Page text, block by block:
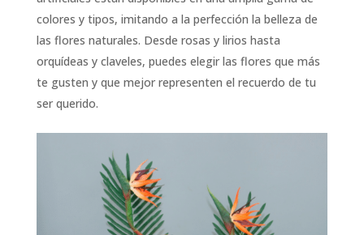
colores y tipos, imitando a la perfección la belleza de
las flores naturales. Desde rosas y lirios hasta
orquídeas y claveles, puedes elegir las flores que más
te gusten y que mejor representen el recuerdo de tu
ser querido.